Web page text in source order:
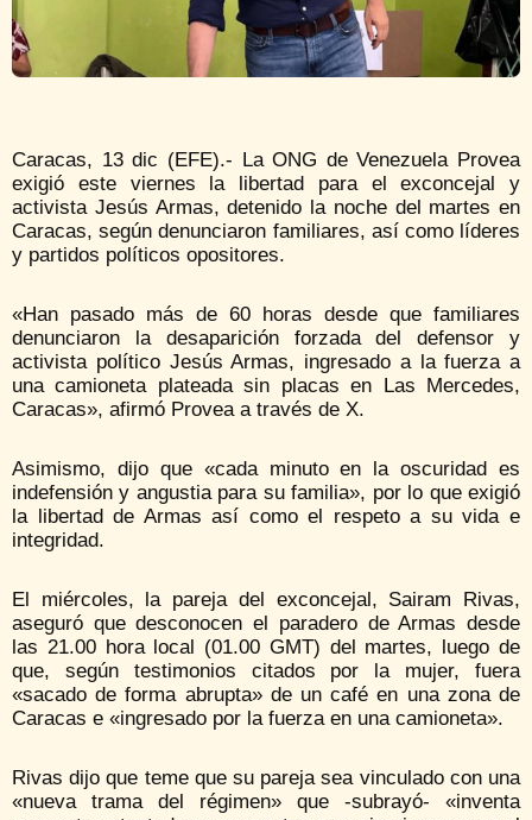
Caracas, 13 dic (EFE).- La ONG de Venezuela Provea
exigió este viernes la libertad para el exconcejal y
activista Jesús Armas, detenido la noche del martes en
Caracas, según denunciaron familiares, así como líderes
y partidos políticos opositores.
«Han pasado más de 60 horas desde que familiares
denunciaron la desaparición forzada del defensor y
activista político Jesús Armas, ingresado a la fuerza a
una camioneta plateada sin placas en Las Mercedes,
Caracas», afirmó Provea a través de X.
Asimismo, dijo que «cada minuto en la oscuridad es
indefensión y angustia para su familia», por lo que exigió
la libertad de Armas así como el respeto a su vida e
integridad.
El miércoles, la pareja del exconcejal, Sairam Rivas,
aseguró que desconocen el paradero de Armas desde
las 21.00 hora local (01.00 GMT) del martes, luego de
que, según testimonios citados por la mujer, fuera
«sacado de forma abrupta» de un café en una zona de
Caracas e «ingresado por la fuerza en una camioneta».
Rivas dijo que teme que su pareja sea vinculado con una
«nueva trama del régimen» que -subrayó- «inventa